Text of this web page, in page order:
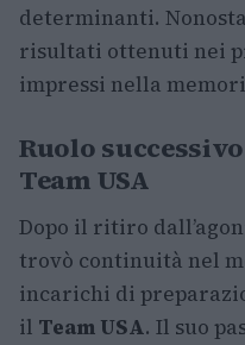
determinanti.
risultati ottenuti nei
impressi nella
Ruolo
Team USA
Dopo il ritiro
trovò continuità nel
incarichi di
il Team USA. Il suo